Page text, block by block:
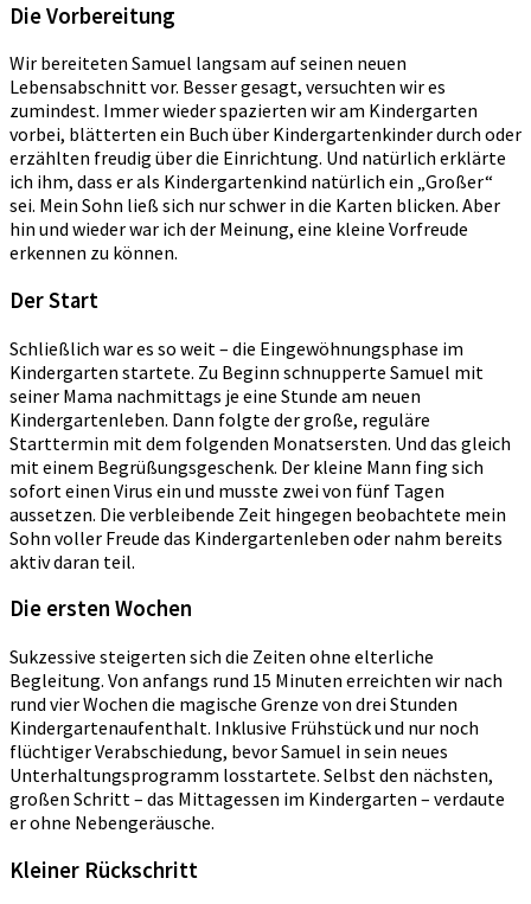
Die Vorbereitung
Wir bereiteten Samuel langsam auf seinen neuen
Lebensabschnitt vor. Besser gesagt, versuchten wir es
zumindest. Immer wieder spazierten wir am Kindergarten
vorbei, blätterten ein Buch über Kindergartenkinder durch oder
erzählten freudig über die Einrichtung. Und natürlich erklärte
ich ihm, dass er als Kindergartenkind natürlich ein „Großer“
sei. Mein Sohn ließ sich nur schwer in die Karten blicken. Aber
hin und wieder war ich der Meinung, eine kleine Vorfreude
erkennen zu können.
Der Start
Schließlich war es so weit – die Eingewöhnungsphase im
Kindergarten startete. Zu Beginn schnupperte Samuel mit
seiner Mama nachmittags je eine Stunde am neuen
Kindergartenleben. Dann folgte der große, reguläre
Starttermin mit dem folgenden Monatsersten. Und das gleich
mit einem Begrüßungsgeschenk. Der kleine Mann fing sich
sofort einen Virus ein und musste zwei von fünf Tagen
aussetzen. Die verbleibende Zeit hingegen beobachtete mein
Sohn voller Freude das Kindergartenleben oder nahm bereits
aktiv daran teil.
Die ersten Wochen
Sukzessive steigerten sich die Zeiten ohne elterliche
Begleitung. Von anfangs rund 15 Minuten erreichten wir nach
rund vier Wochen die magische Grenze von drei Stunden
Kindergartenaufenthalt. Inklusive Frühstück und nur noch
flüchtiger Verabschiedung, bevor Samuel in sein neues
Unterhaltungsprogramm losstartete. Selbst den nächsten,
großen Schritt – das Mittagessen im Kindergarten – verdaute
er ohne Nebengeräusche.
Kleiner Rückschritt